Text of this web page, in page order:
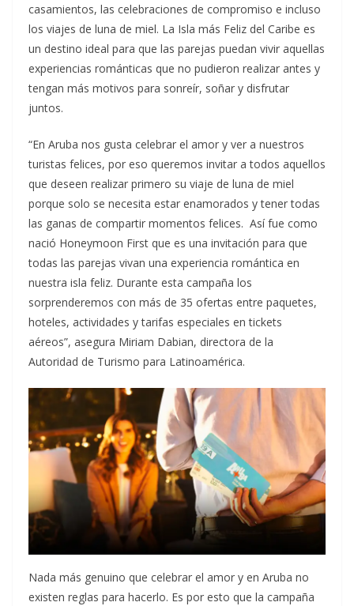
casamientos, las celebraciones de compromiso e incluso
los viajes de luna de miel. La Isla más Feliz del Caribe es
un destino ideal para que las parejas puedan vivir aquellas
experiencias románticas que no pudieron realizar antes y
tengan más motivos para sonreír, soñar y disfrutar
juntos.
“En Aruba nos gusta celebrar el amor y ver a nuestros
turistas felices, por eso queremos invitar a todos aquellos
que deseen realizar primero su viaje de luna de miel
porque solo se necesita estar enamorados y tener todas
las ganas de compartir momentos felices. Así fue como
nació Honeymoon First que es una invitación para que
todas las parejas vivan una experiencia romántica en
nuestra isla feliz. Durante esta campaña los
sorprenderemos con más de 35 ofertas entre paquetes,
hoteles, actividades y tarifas especiales en tickets
aéreos”, asegura Miriam Dabian, directora de la
Autoridad de Turismo para Latinoamérica.
Nada más genuino que celebrar el amor y en Aruba no
existen reglas para hacerlo. Es por esto que la campaña